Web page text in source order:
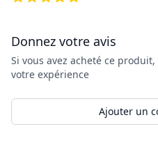
Donnez votre avis
Si vous avez acheté ce
votre expérience
Ajouter un